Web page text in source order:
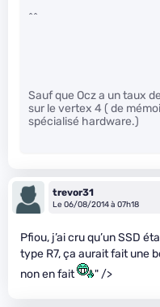
^^
Sauf que Ocz a un taux
sur le vertex 4 ( de
spécialisé hardware.)
trevor31
Le 06/08/2014 à 07h18
Pfiou, j’ai cru qu’un SSD
type R7, ça aurait fait une
non en fait
" />